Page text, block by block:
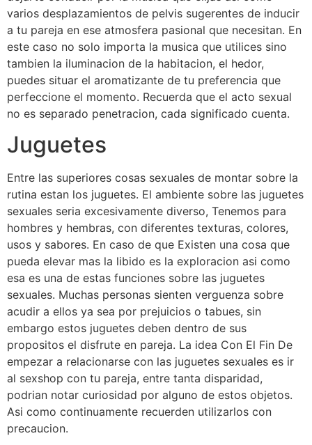
varios desplazamientos de pelvis sugerentes de inducir
a tu pareja en ese atmosfera pasional que necesitan. En
este caso no solo importa la musica que utilices sino
tambien la iluminacion de la habitacion, el hedor,
puedes situar el aromatizante de tu preferencia que
perfeccione el momento. Recuerda que el acto sexual
no es separado penetracion, cada significado cuenta.
Juguetes
Entre las superiores cosas sexuales de montar sobre la
rutina estan los juguetes. El ambiente sobre las juguetes
sexuales seria excesivamente diverso, Tenemos para
hombres y hembras, con diferentes texturas, colores,
usos y sabores. En caso de que Existen una cosa que
pueda elevar mas la libido es la exploracion asi como
esa es una de estas funciones sobre las juguetes
sexuales. Muchas personas sienten verguenza sobre
acudir a ellos ya sea por prejuicios o tabues, sin
embargo estos juguetes deben dentro de sus
propositos el disfrute en pareja. La idea Con El Fin De
empezar a relacionarse con las juguetes sexuales es ir
al sexshop con tu pareja, entre tanta disparidad,
podrian notar curiosidad por alguno de estos objetos.
Asi como continuamente recuerden utilizarlos con
precaucion.